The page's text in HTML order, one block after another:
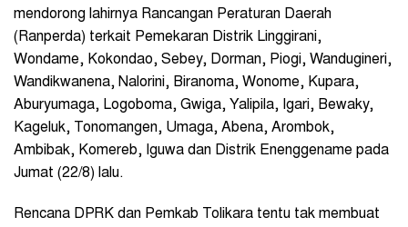
mendorong lahirnya Rancangan Peraturan Daerah
(Ranperda) terkait Pemekaran Distrik Linggirani,
Wondame, Kokondao, Sebey, Dorman, Piogi, Wandugineri,
Wandikwanena, Nalorini, Biranoma, Wonome, Kupara,
Aburyumaga, Logoboma, Gwiga, Yalipila, Igari, Bewaky,
Kageluk, Tonomangen, Umaga, Abena, Arombok,
Ambibak, Komereb, Iguwa dan Distrik Enenggename pada
Jumat (22/8) lalu.
Rencana DPRK dan Pemkab Tolikara tentu tak membuat